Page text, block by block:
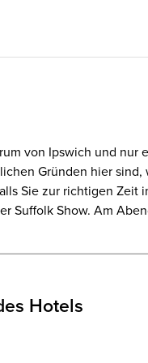
von Ipswich und nur
Gründen hier
Sie zur richtigen Zeit
Suffolk Show. Am
Hotels